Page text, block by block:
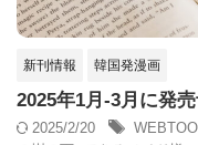
新刊情報 韓国発漫画
2025年1月-3月に発
2025/2/20